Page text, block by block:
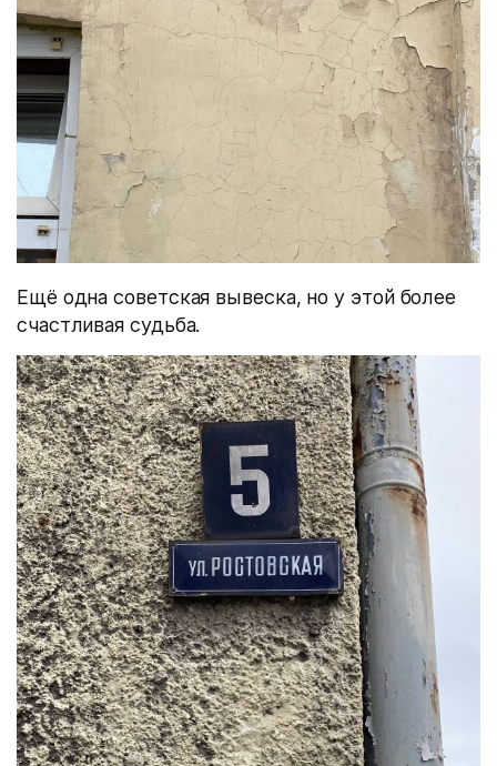
Ещё одна советская вывеска, но у этой более
счастливая судьба.